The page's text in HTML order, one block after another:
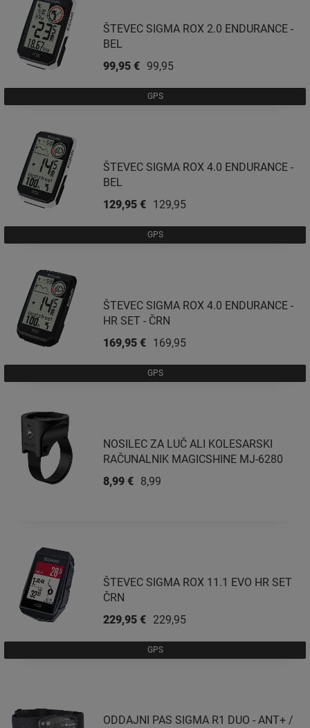
GPS
ŠTEVEC SIGMA ROX 2.0 ENDURANCE -
BEL
99,95 €
99,95 €
GPS
ŠTEVEC SIGMA ROX 4.0 ENDURANCE -
BEL
129,95 €
129,95 €
GPS
ŠTEVEC SIGMA ROX 4.0 ENDURANCE -
HR SET - ČRN
169,95 €
169,95 €
NOSILEC ZA LUČ ALI KOLESARSKI
RAČUNALNIK MAGICSHINE MJ-6280
8,99 €
8,99 €
GPS
ŠTEVEC SIGMA ROX 11.1 EVO HR SET
ČRN
229,95 €
229,95 €
ODDAJNI PAS SIGMA R1 DUO - ANT+ /